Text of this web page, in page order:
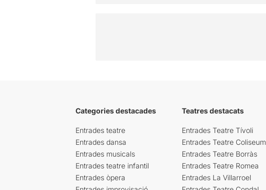
Categories destacades
Entrades teatre
Entrades dansa
Entrades musicals
Entrades teatre infantil
Entrades òpera
Teatres destacats
Entrades Teatre Tívoli
Entrades Teatre Coliseum
Entrades Teatre Borràs
Entrades Teatre Romea
Entrades La Villarroel